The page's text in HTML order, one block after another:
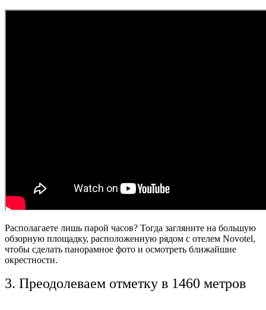
Располагаете лишь парой часов? Тогда загляните на большую
обзорную площадку, расположенную рядом с отелем Novotel,
чтобы сделать панорамное фото и осмотреть ближайшие
окрестности.
3. Преодолеваем отметку в 1460 метров